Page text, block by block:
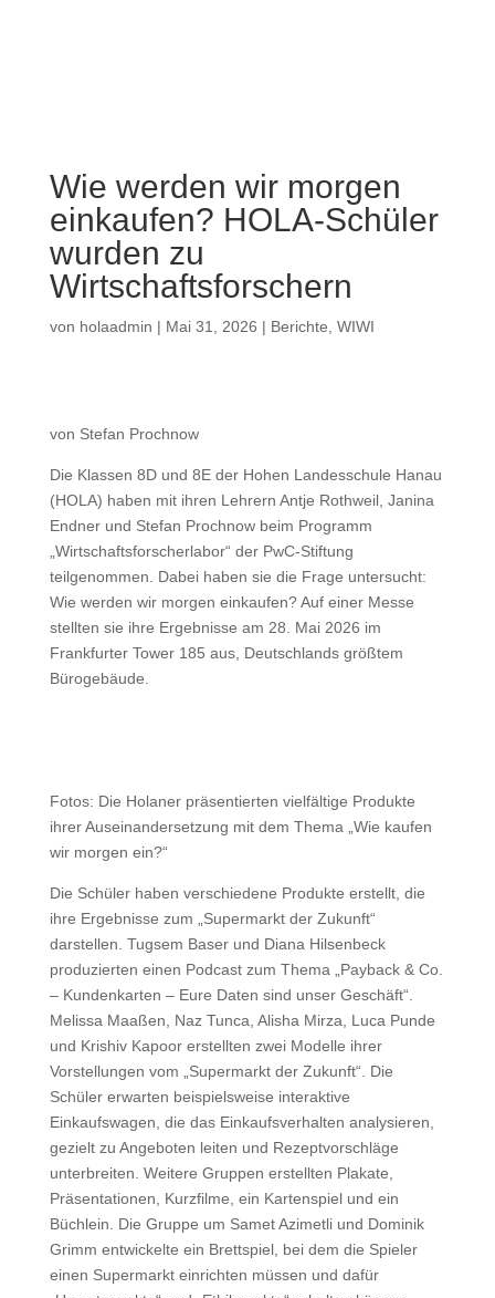
Wie werden wir morgen
einkaufen? HOLA-Schüler
wurden zu
Wirtschaftsforschern
von holaadmin | Mai 31, 2026 | Berichte WIWI
von Stefan Prochnow
Die Klassen 8D und 8E der Hohen Landesschule Hanau
(HOLA) haben mit ihren Lehrern Antje Rothweil, Janina
Endner und Stefan Prochnow beim Programm
„Wirtschaftsforscherlabor“ der PwC-Stiftung
teilgenommen. Dabei haben sie die Frage untersucht:
Wie werden wir morgen einkaufen? Auf einer Messe
stellten sie ihre Ergebnisse am 28. Mai 2026 im
Frankfurter Tower 185 aus, Deutschlands größtem
Bürogebäude.
Fotos: Die Holaner präsentierten vielfältige Produkte
ihrer Auseinandersetzung mit dem Thema „Wie kaufen
wir morgen ein?“
Die Schüler haben verschiedene Produkte erstellt, die
ihre Ergebnisse zum „Supermarkt der Zukunft“
darstellen. Tugsem Baser und Diana Hilsenbeck
produzierten einen Podcast zum Thema „Payback & Co.
– Kundenkarten – Eure Daten sind unser Geschäft“.
Melissa Maaßen, Naz Tunca, Alisha Mirza, Luca Punde
und Krishiv Kapoor erstellten zwei Modelle ihrer
Vorstellungen vom „Supermarkt der Zukunft“. Die
Schüler erwarten beispielsweise interaktive
Einkaufswagen, die das Einkaufsverhalten analysieren,
gezielt zu Angeboten leiten und Rezeptvorschläge
unterbreiten. Weitere Gruppen erstellten Plakate,
Präsentationen, Kurzfilme, ein Kartenspiel und ein
Büchlein. Die Gruppe um Samet Azimetli und Dominik
Grimm entwickelte ein Brettspiel, bei dem die Spieler
einen Supermarkt einrichten müssen und dafür